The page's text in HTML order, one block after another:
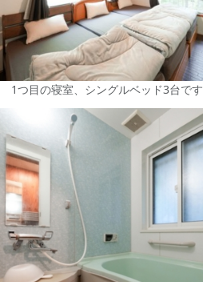
1つ目の寝室、シングルベッド3台です